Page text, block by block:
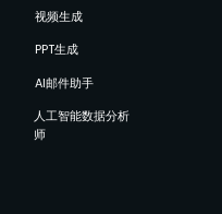
视频生成
PPT生成
AI邮件助手
人工智能数据分析
师